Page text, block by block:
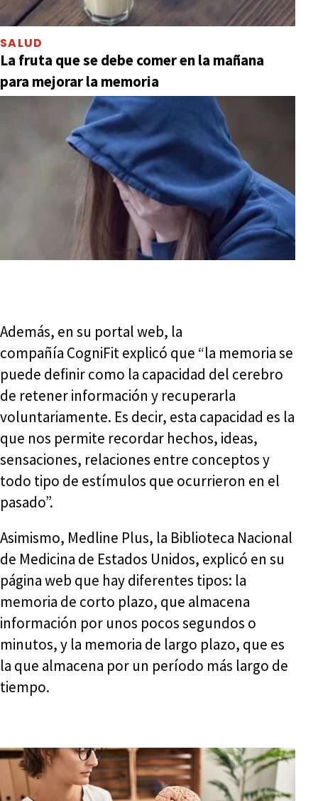
SALUD
La fruta que se debe comer en la mañana
para mejorar la memoria
Además, en su portal web, la
compañía CogniFit explicó que “la memoria se
puede definir como la capacidad del cerebro
de retener información y recuperarla
voluntariamente. Es decir, esta capacidad es la
que nos permite recordar hechos, ideas,
sensaciones, relaciones entre conceptos y
todo tipo de estímulos que ocurrieron en el
pasado”.
Asimismo, Medline Plus, la Biblioteca Nacional
de Medicina de Estados Unidos, explicó en su
página web que hay diferentes tipos: la
memoria de corto plazo, que almacena
información por unos pocos segundos o
minutos, y la memoria de largo plazo, que es
la que almacena por un período más largo de
tiempo.